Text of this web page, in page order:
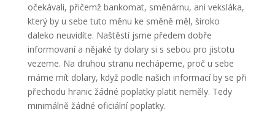
očekávali, přičemž bankomat, směnárnu, ani veksláka,
který by u sebe tuto měnu ke směně měl, široko
daleko neuvidíte. Naštěstí jsme předem dobře
informovaní a nějaké ty dolary si s sebou pro jistotu
vezeme. Na druhou stranu nechápeme, proč u sebe
máme mít dolary, když podle našich informací by se při
přechodu hranic žádné poplatky platit neměly. Tedy
minimálně žádné oficiální poplatky.